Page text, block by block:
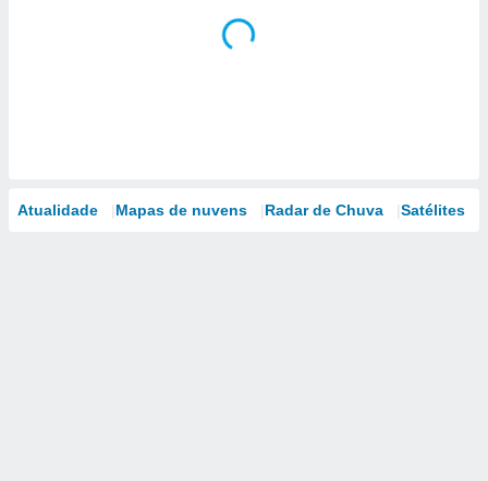
Atualidade Mapas de nuvens Radar de Chuva Satélites